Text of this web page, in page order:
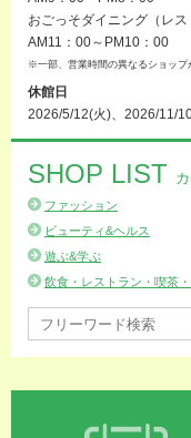
おごっそダイニング（レス
AM11：00～PM10：00
※一部、営業時間の異なるショップ
休館日
2026/5/12(火)、2026/11/
SHOP LIST
ファッション
ビューティ&ヘルス
遊ぶ&学ぶ
飲食・レストラン・喫茶